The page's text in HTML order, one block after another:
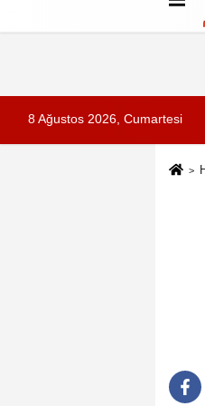
8 Ağustos 2026, Cumartesi